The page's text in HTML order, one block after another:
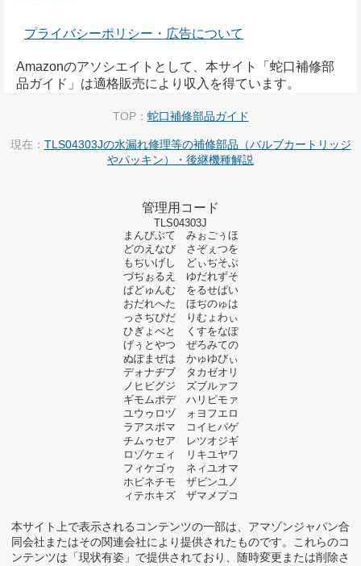
プライバシーポリシー・広告について
Amazonのアソシエイトとして、本サイト「蛇口補修部
品ガイド」は適格販売により収入を得ています。
TOP： 蛇口補修部品ガイド
現在： TLS04303Jの水漏れ修理等の補修部品（バルブカートリッジ
やパッキン）・後継機種解説
管理用コード
TLS04303J
まんびぶて みぉごぅほ
どのえなび さぞぇつを
もぢいげし どぃぢそぶ
づぢぉるえ ゆだれずそ
ぱどゅんむ をるせぱい
おだれへた ほぢのゅは
っさぢぴだ りむょわぃ
ひぎょべと くすをなぽ
げぅとやつ ぜろみての
ぬぽまぜは かゅゆびぃ
デォナヂブ タカゼオリ
ノヒビグジ ズブルァフ
ギモムポデ ハリピモァ
ユウゥロヅ ォヨフエロ
ラアスボマ コイヒパゲ
チムゥセア レツオジギ
ロゾケェィ リキユヤワ
フィケゴゥ ネィユオマ
ホビネチモ ザビンユノ
ィテホキズ ザマメプコ
本サイト上で表示されるコンテンツの一部は、アマゾンジャパン合
同会社またはその関連会社により提供されたものです。これらのコ
ンテンツは「現状有姿」で提供されており、随時変更または削除さ